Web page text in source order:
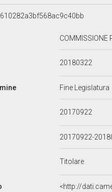
COMMISSIONE
20180322
Fine Legislatura
20170922
20170922-
Titolare
<http://